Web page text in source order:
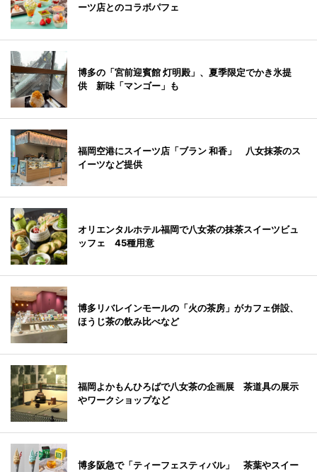
ーツ店とのコラボパフェ
博多の「宮前迎賓館 灯明殿」、夏季限定でかき氷提
供 新味「マンゴー」も
福岡空港にスイーツ店「ブラン 和香」 八女抹茶のス
イーツなど提供
オリエンタルホテル福岡で八女茶の抹茶スイーツビュ
ッフェ 45種用意
博多リバレインモールの「火の茶房」がカフェ併設、
ほうじ茶の飲み比べなど
福岡よかもんひろばで八女茶の企画展 茶道具の展示
やワークショップなど
博多阪急で「ティーフェスティバル」 茶葉やスイー